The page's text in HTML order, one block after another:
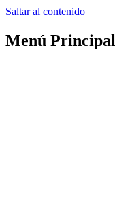
Saltar al contenido
Menú Principal